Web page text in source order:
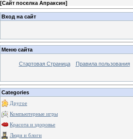
[Сайт поселка Апраксин]
Вход на сайт
Меню сайта
Стартовая Страница Правила пользования
Categories
Другое
Компьютерные игры
Красота и здоровье
Люди и блоги